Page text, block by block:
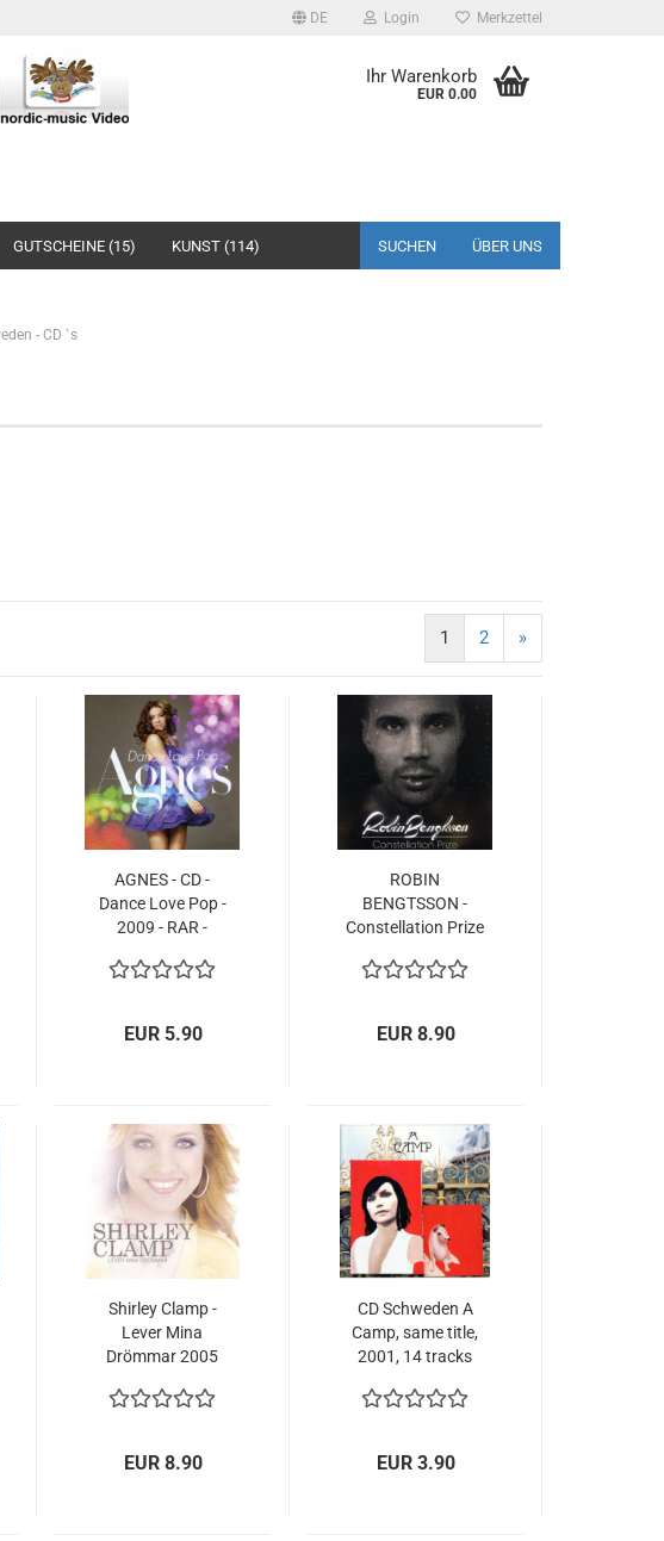
DE Login Merkzettel
Ihr Warenkorb
EUR 0.00
GUTSCHEINE (15) KUNST (114) SUCHEN ÜBER UNS
- CD `s
1 2 »
AGNES - CD -
Dance Love Pop -
2009 - RAR -
EUR 5.90
ROBIN
BENGTSSON -
Constellation Prize
Eurovision
EUR 8.90
Shirley Clamp -
Lever Mina
Drömmar 2005
EUR 8.90
CD Schweden A
Camp, same title,
2001, 14 tracks
EUR 3.90